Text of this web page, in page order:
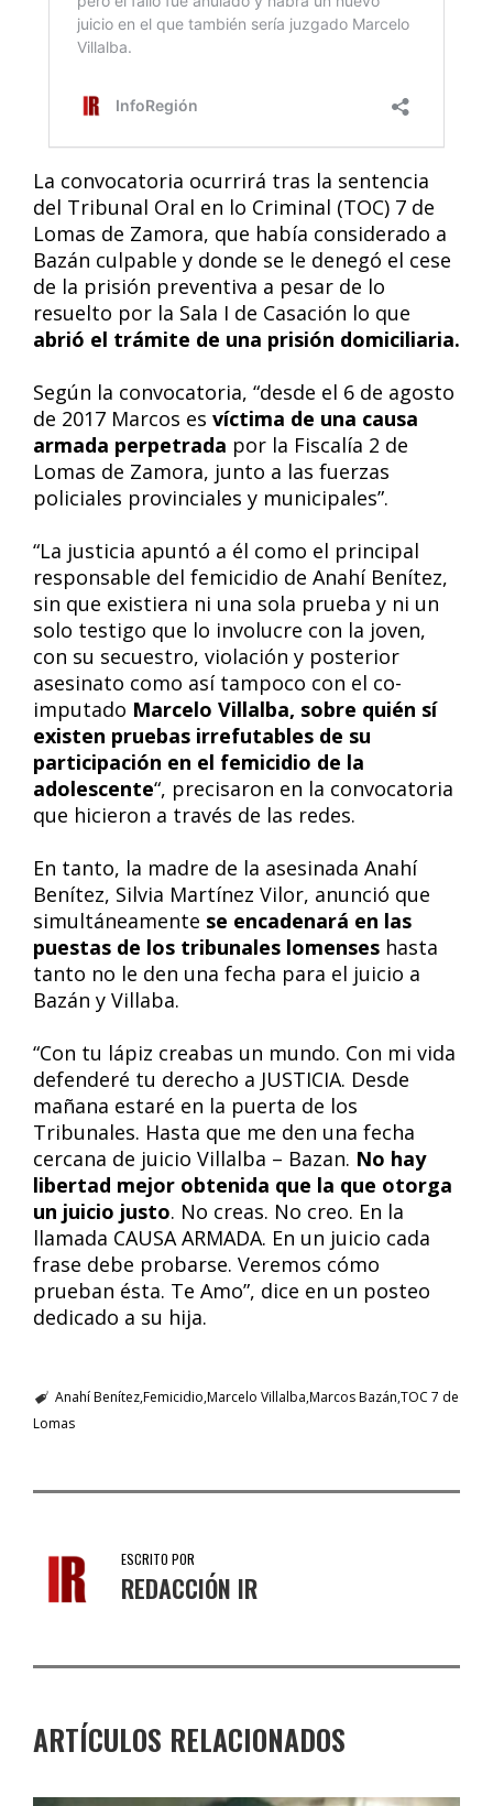
La convocatoria ocurrirá tras la sentencia
del Tribunal Oral en lo Criminal (TOC) 7 de
Lomas de Zamora, que había considerado a
Bazán culpable y donde se le denegó el cese
de la prisión preventiva a pesar de lo
resuelto por la Sala I de Casación lo que
abrió el trámite de una prisión domiciliaria.
Según la convocatoria, “desde el 6 de agosto
de 2017 Marcos es víctima de una causa
armada perpetrada por la Fiscalía 2 de
Lomas de Zamora, junto a las fuerzas
policiales provinciales y municipales”.
“La justicia apuntó a él como el principal
responsable del femicidio de Anahí Benítez,
sin que existiera ni una sola prueba y ni un
solo testigo que lo involucre con la joven,
con su secuestro, violación y posterior
asesinato como así tampoco con el co-
imputado Marcelo Villalba, sobre quién sí
existen pruebas irrefutables de su
participación en el femicidio de la
adolescente“, precisaron en la convocatoria
que hicieron a través de las redes.
En tanto, la madre de la asesinada Anahí
Benítez, Silvia Martínez Vilor, anunció que
simultáneamente se encadenará en las
puestas de los tribunales lomenses hasta
tanto no le den una fecha para el juicio a
Bazán y Villaba.
“Con tu lápiz creabas un mundo. Con mi vida
defenderé tu derecho a JUSTICIA. Desde
mañana estaré en la puerta de los
Tribunales. Hasta que me den una fecha
cercana de juicio Villalba – Bazan. No hay
libertad mejor obtenida que la que otorga
un juicio justo. No creas. No creo. En la
llamada CAUSA ARMADA. En un juicio cada
frase debe probarse. Veremos cómo
prueban ésta. Te Amo”, dice en un posteo
dedicado a su hija.
Anahí BenítezFemicidio Marcelo Villalba Marcos Bazán TOC 7 de
Lomas
ESCRITO POR
REDACCIÓN IR
ARTÍCULOS RELACIONADOS